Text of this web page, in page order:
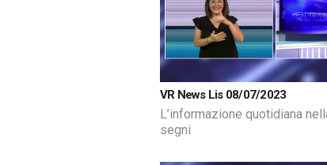
VR News Lis 08/07/2023
L’informazione quotidiana
segni